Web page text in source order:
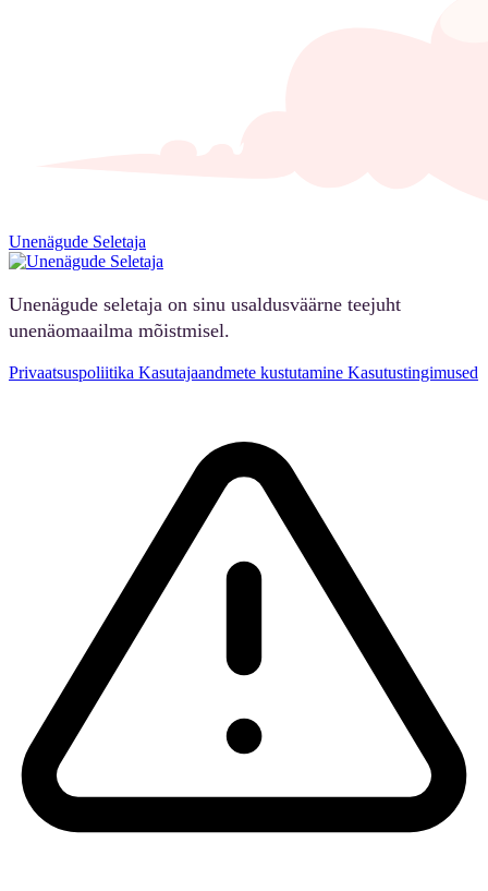
Unenägude Seletaja
Unenägude seletaja on sinu usaldusväärne teejuht
unenäomaailma mõistmisel.
Privaatsuspoliitika Kasutajaandmete kustutamine Kasutustingimused